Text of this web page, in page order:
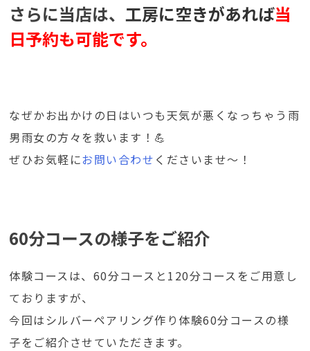
さらに当店は、工房に空きがあれば当
日予約も可能です。
なぜかお出かけの日はいつも天気が悪くなっちゃう雨
男雨女の方々を救います！💪
ぜひお気軽にお問い合わせ くださいませ～！
60分コースの様子をご紹介
体験コースは、60分コースと120分コースをご用意し
ておりますが、
今回はシルバーペアリング作り体験60分コースの様
子をご紹介させていただきます。